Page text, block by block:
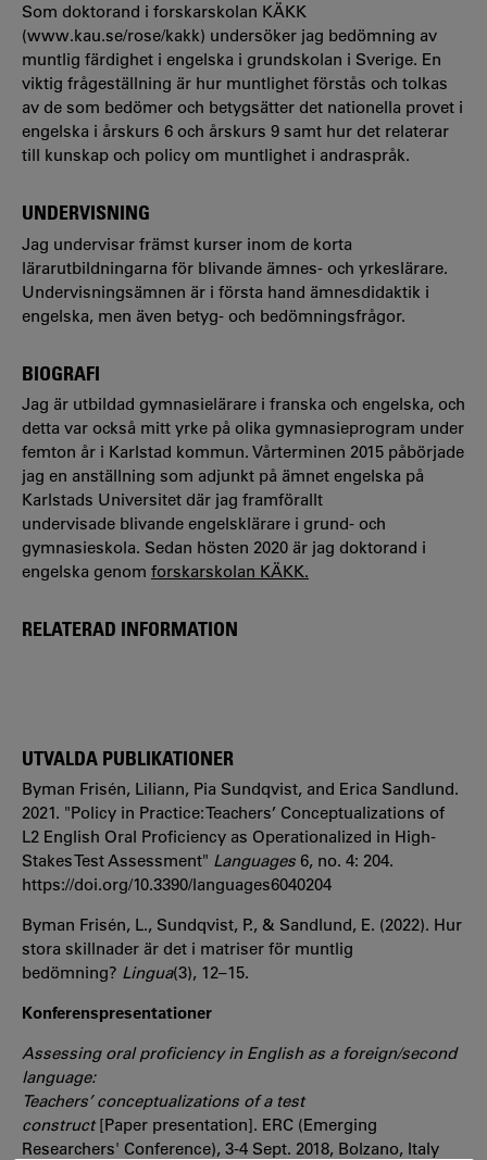
Som doktorand i forskarskolan KÄKK
(www.kau.se/rose/kakk) undersöker jag bedömning av
muntlig färdighet i engelska i grundskolan i Sverige. En
viktig frågeställning är hur muntlighet förstås och tolkas
av de som bedömer och betygsätter det nationella provet i
engelska i årskurs 6 och årskurs 9 samt hur det relaterar
till kunskap och policy om muntlighet i andraspråk.
UNDERVISNING
Jag undervisar främst kurser inom de korta
lärarutbildningarna för blivande ämnes- och yrkeslärare.
Undervisningsämnen är i första hand ämnesdidaktik i
engelska, men även betyg- och bedömningsfrågor.
BIOGRAFI
Jag är utbildad gymnasielärare i franska och engelska, och
detta var också mitt yrke på olika gymnasieprogram under
femton år i Karlstad kommun. Vårterminen 2015 påbörjade
jag en anställning som adjunkt på ämnet engelska på
Karlstads Universitet där jag framförallt
undervisade blivande engelsklärare i grund- och
gymnasieskola. Sedan hösten 2020 är jag doktorand i
engelska genom forskarskolan KÄKK.
RELATERAD INFORMATION
UTVALDA PUBLIKATIONER
Byman Frisén, Liliann, Pia Sundqvist, and Erica Sandlund.
2021. "Policy in Practice: Teachers’ Conceptualizations of
L2 English Oral Proficiency as Operationalized in High-
Stakes Test Assessment" Languages 6, no. 4: 204.
https://doi.org/10.3390/languages6040204
Byman Frisén, L., Sundqvist, P., & Sandlund, E. (2022). Hur
stora skillnader är det i matriser för muntlig
bedömning? Lingua(3), 12–15.
Konferenspresentationer
Assessing oral proficiency in English as a foreign/second
language:
Teachers’ conceptualizations of a test
construct[Paper presentation]. ERC (Emerging
Researchers' Conference), 3-4 Sept. 2018, Bolzano, Italy